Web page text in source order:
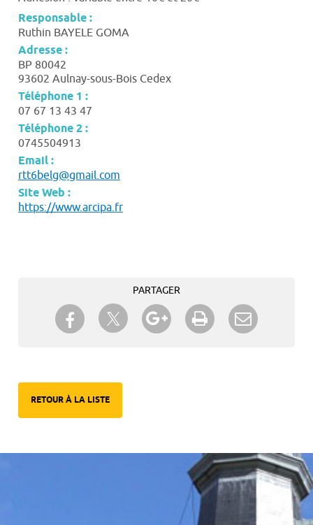
Responsable :
Ruthin BAYELE GOMA
Adresse :
BP 80042
93602 Aulnay-sous-Bois Cedex
Téléphone 1 :
07 67 13 43 47
Téléphone 2 :
0745504913
Email :
rtt6belg@gmail.com
Site Web :
https://www.arcipa.fr
PARTAGER
Partager sur Facebook
Partager sur TwitterPartager sur Google+
Imprimer
RETOUR À LA LISTE